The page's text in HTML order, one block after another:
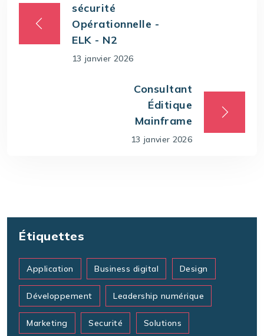
sécurité
Opérationnelle -
ELK - N2
13 janvier 2026
Consultant
Éditique
Mainframe
13 janvier 2026
Étiquettes
Application Business digital Design
Développement Leadership numérique
Marketing Securité Solutions